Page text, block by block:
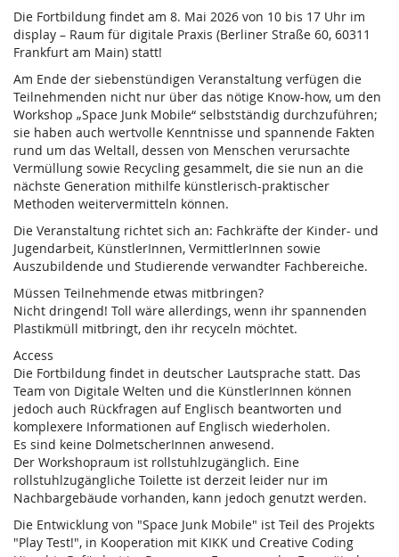
Die Fortbildung findet am 8. Mai 2026 von 10 bis 17 Uhr im
display – Raum für digitale Praxis (Berliner Straße 60, 60311
Frankfurt am Main) statt!
Am Ende der siebenstündigen Veranstaltung verfügen die
Teilnehmenden nicht nur über das nötige Know-how, um den
Workshop „Space Junk Mobile“ selbstständig durchzuführen;
sie haben auch wertvolle Kenntnisse und spannende Fakten
rund um das Weltall, dessen von Menschen verursachte
Vermüllung sowie Recycling gesammelt, die sie nun an die
nächste Generation mithilfe künstlerisch-praktischer
Methoden weitervermitteln können.
Die Veranstaltung richtet sich an: Fachkräfte der Kinder- und
Jugendarbeit, KünstlerInnen, VermittlerInnen sowie
Auszubildende und Studierende verwandter Fachbereiche.
Müssen Teilnehmende etwas mitbringen?
Nicht dringend! Toll wäre allerdings, wenn ihr spannenden
Plastikmüll mitbringt, den ihr recyceln möchtet.
Access
Die Fortbildung findet in deutscher Lautsprache statt. Das
Team von Digitale Welten und die KünstlerInnen können
jedoch auch Rückfragen auf Englisch beantworten und
komplexere Informationen auf Englisch wiederholen.
Es sind keine DolmetscherInnen anwesend.
Der Workshopraum ist rollstuhlzugänglich. Eine
rollstuhlzugängliche Toilette ist derzeit leider nur im
Nachbargebäude vorhanden, kann jedoch genutzt werden.
Die Entwicklung von "Space Junk Mobile" ist Teil des Projekts
"Play Test!", in Kooperation mit KIKK und Creative Coding